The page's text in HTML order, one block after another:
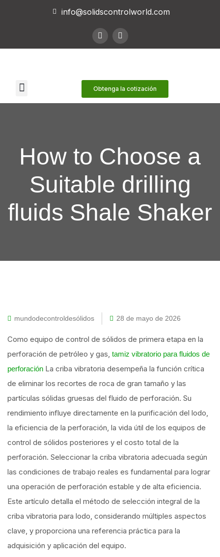
info@solidscontrolworld.com
Obtenga la cotización
How to Choose a
Suitable drilling
fluids Shale Shaker
mundodecontroldesólidos 28 de mayo de 2026
Como equipo de control de sólidos de primera etapa en la
perforación de petróleo y gas, tamiz vibratorio para fluidos de
perforación La criba vibratoria desempeña la función crítica
de eliminar los recortes de roca de gran tamaño y las
partículas sólidas gruesas del fluido de perforación. Su
rendimiento influye directamente en la purificación del lodo,
la eficiencia de la perforación, la vida útil de los equipos de
control de sólidos posteriores y el costo total de la
perforación. Seleccionar la criba vibratoria adecuada según
las condiciones de trabajo reales es fundamental para lograr
una operación de perforación estable y de alta eficiencia.
Este artículo detalla el método de selección integral de la
criba vibratoria para lodo, considerando múltiples aspectos
clave, y proporciona una referencia práctica para la
adquisición y aplicación del equipo.